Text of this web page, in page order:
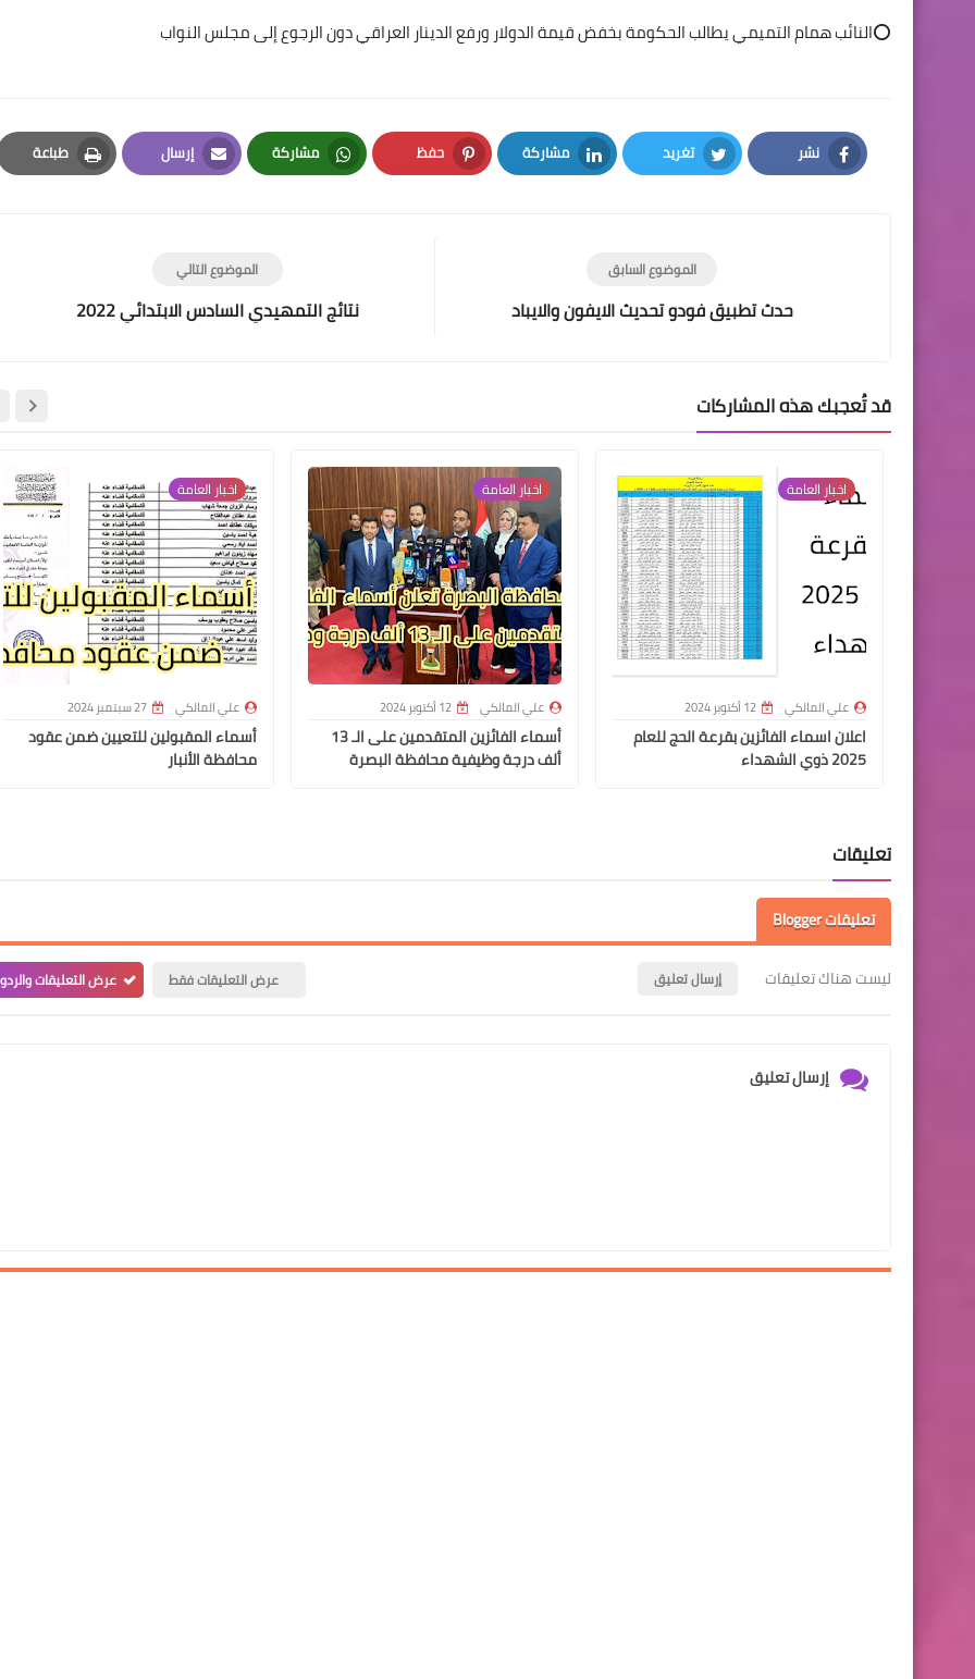
⭕️النائب همام التميمي يطالب الحكومة بخفض قيمة الدولار ورفع الدينار العراقي دون الرجوع إلى مجلس النواب
نشر
Facebook
تغريد
Twitter
مشاركة
LinkedIn
حفظ
Pinterest
مشاركة
Whatsapp
إرسال
Email
طباعة
Print
الموضوع التالي
نتائج التمهيدي السادس الابتدائي 2022
الموضوع السابق
حدث تطبيق فودو تحديث الايفون والايباد
قد تُعجبك هذه المشاركات
اخبار العامة
علي المالكي 12 أكتوبر 2024
اعلان اسماء الفائزين بقرعة الحج للعام
2025 ذوي الشهداء
اخبار العامة
علي المالكي 12 أكتوبر 2024
أسماء الفائزين المتقدمين على الـ 13
ألف درجة وظيفية محافظة البصرة
اخبار العامة
علي المالكي 27 سبتمبر 2024
أسماء المقبولين للتعيين ضمن عقود
محافظة الأنبار
تعليقات
تعليقات Blogger
ليست هناك تعليقات إرسال تعليق عرض التعليقات فقط عرض التعليقات
إرسال تعليق
علي المالكي
08 أكتوبر 2020
علي المالكي
07 أكتوبر 2020
03 أكتوبر 2020